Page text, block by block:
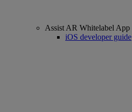
Assist AR Whitelabel App
iOS developer guide